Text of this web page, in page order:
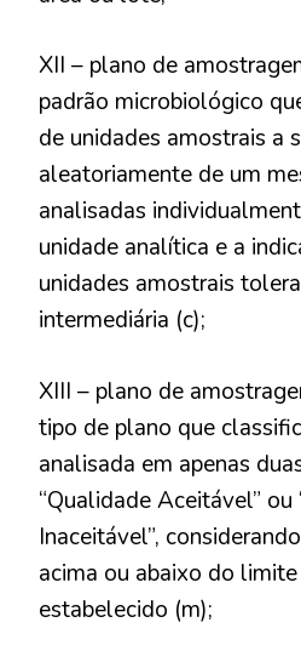
XII – plano de
padrão microbiológico
de unidades amostrais a
aleatoriamente de um
analisadas
unidade analítica e a
unidades amostrais
intermediária (c);
XIII – plano de
tipo de plano que
analisada em apenas
“Qualidade Aceitável” ou
Inaceitável”,
acima ou abaixo do
estabelecido (m);